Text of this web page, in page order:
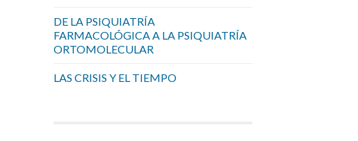
DE LA PSIQUIATRÍA
FARMACOLÓGICA A LA PSIQUIATRÍA
ORTOMOLECULAR
LAS CRISIS Y EL TIEMPO